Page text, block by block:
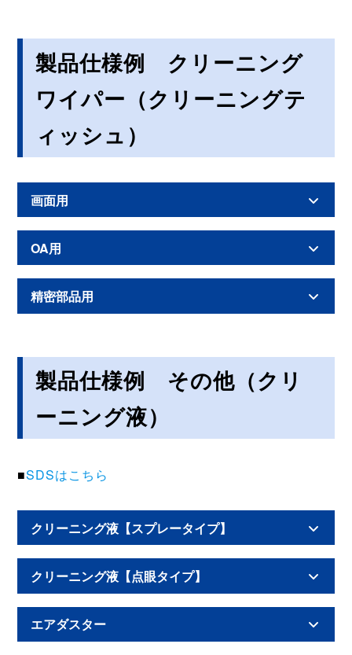
製品仕様例 クリーニング
ワイパー（クリーニングテ
ィッシュ）
画面用
OA用
精密部品用
製品仕様例 その他（クリ
ーニング液）
■SDSはこちら
クリーニング液【スプレータイプ】
クリーニング液【点眼タイプ】
エアダスター